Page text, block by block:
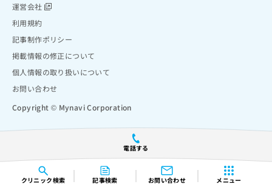
クリニック検索 記事検索 お問い合わせ メニュー
電話する
運営会社
利用規約
記事制作ポリシー
掲載情報の修正について
個人情報の取り扱いについて
お問い合わせ
Copyright © Mynavi Corporation